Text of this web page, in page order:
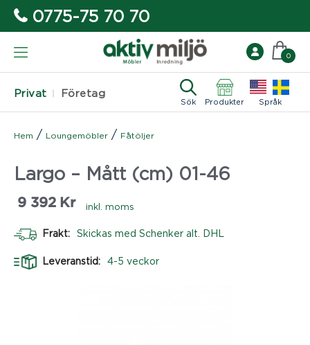
0775-75 70 70
Privat Företag
Sök Produkter Språk
0
Hem / Loungemöbler / Fåtöljer
Largo – Mått (cm) 01-46
9 392 Kr inkl. moms
Frakt: Skickas med Schenker alt. DHL
Leveranstid: 4-5 veckor